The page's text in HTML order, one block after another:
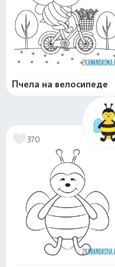
Пчела на велосипеде
370